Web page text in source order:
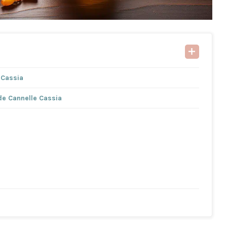
Cannelle Cassia